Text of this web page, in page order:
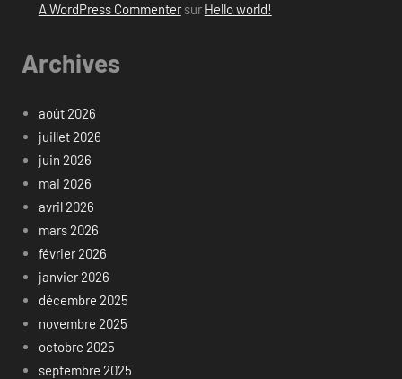
A WordPress Commentersur Hello world!
Archives
août 2026
juillet 2026
juin 2026
mai 2026
avril 2026
mars 2026
février 2026
janvier 2026
décembre 2025
novembre 2025
octobre 2025
septembre 2025